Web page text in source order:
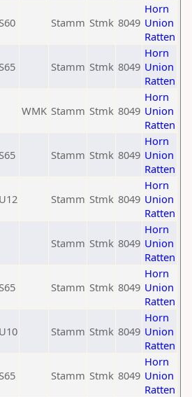
S60 Stamm Stmk 8049
Horn
Union
Ratten
S65 Stamm Stmk 8049
Horn
Union
Ratten
WMK Stamm Stmk 8049
Horn
Union
Ratten
S65 Stamm Stmk 8049
Horn
Union
Ratten
U12 Stamm Stmk 8049
Horn
Union
Ratten
Stamm Stmk 8049
Horn
Union
Ratten
S65 Stamm Stmk 8049
Horn
Union
Ratten
U10 Stamm Stmk 8049
Horn
Union
Ratten
S65 Stamm Stmk 8049
Horn
Union
Ratten